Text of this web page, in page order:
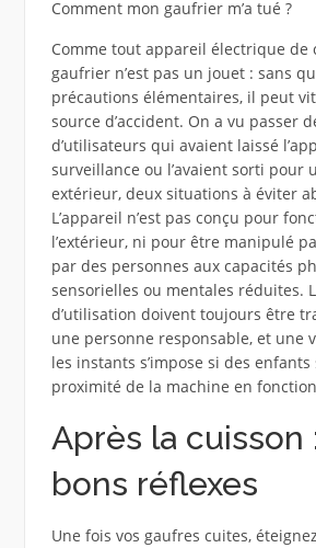
Comment mon gaufrier m’a tué ?
Comme tout appareil électrique de
gaufrier n’est pas un jouet : sans
précautions élémentaires, il peut
source d’accident. On a vu passer
d’utilisateurs qui avaient laissé
surveillance ou l’avaient sorti pour
extérieur, deux situations à éviter
L’appareil n’est pas conçu pour
l’extérieur, ni pour être manipulé
par des personnes aux capacités
sensorielles ou mentales réduites.
d’utilisation doivent toujours être
une personne responsable, et une
les instants s’impose si des
proximité de la machine en
Après la cuisson
bons réflexes
Une fois vos gaufres cuites,